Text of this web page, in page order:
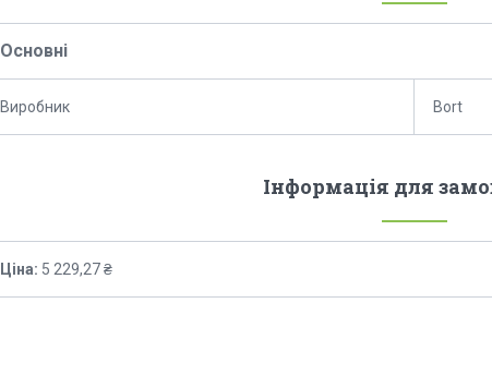
Основні
Виробник Bort
Інформація для
Ціна: 5 229,27 ₴